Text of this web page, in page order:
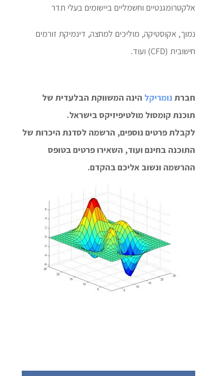
אלקטרומגנטיים וחשמליים ביישומים בעלי תדר
נמוך, אקוסטיקה, מוליכים למחצה, דינמיקת זורמים
חישובית (CFD) ועוד.
חברת נומריקל הינה המשווקת הבלעדית של
תוכנת קומסול מולטיפיזיקס בישראל.
לקבלת פרטים נוספים, הרשמה לסדנת היכרות של
התוכנה בחינם ועוד, השאירו פרטים בטופס
ההרשמה ונשוב אליכם בהקדם.